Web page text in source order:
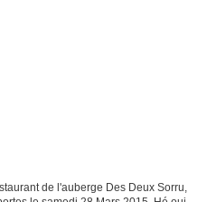
de l'auberge Des Deux Sorru,